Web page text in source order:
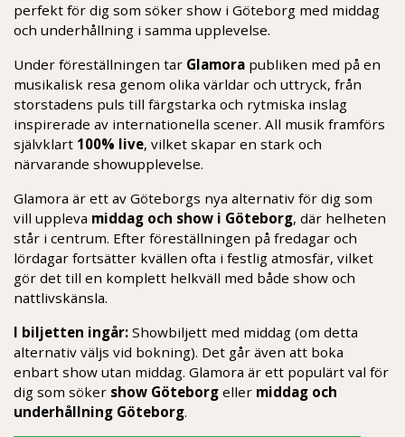
perfekt för dig som söker show i Göteborg med middag
och underhållning i samma upplevelse.
Under föreställningen tar Glamora publiken med på en
musikalisk resa genom olika världar och uttryck, från
storstadens puls till färgstarka och rytmiska inslag
inspirerade av internationella scener. All musik framförs
självklart 100% live, vilket skapar en stark och
närvarande showupplevelse.
Glamora är ett av Göteborgs nya alternativ för dig som
vill uppleva middag och show i Göteborg, där helheten
står i centrum. Efter föreställningen på fredagar och
lördagar fortsätter kvällen ofta i festlig atmosfär, vilket
gör det till en komplett helkväll med både show och
nattlivskänsla.
I biljetten ingår: Showbiljett med middag (om detta
alternativ väljs vid bokning). Det går även att boka
enbart show utan middag. Glamora är ett populärt val för
dig som söker show Göteborg eller middag och
underhållning Göteborg.